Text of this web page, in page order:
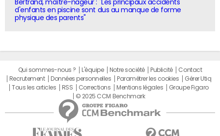
Bertrand, maître-nageur : "Les principaux accidents
d'enfants en piscine sont dus au manque de forme
physique des parents"
Qui sommes-nous ? L'équipe Notre société Publicité
Contact
Recrutement
Données personnelles Paramétrer les cookies
Gérer Utiq
Tous les articles
RSS Corrections Mentions légales
Groupe Figaro
© 2025 CCM Benchmark